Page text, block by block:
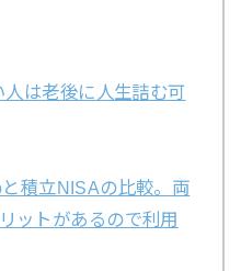
は老後に人生詰む可
積立NISAの比較。両
ットがあるので利用